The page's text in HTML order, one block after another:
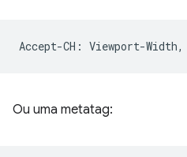
Ou uma metatag: